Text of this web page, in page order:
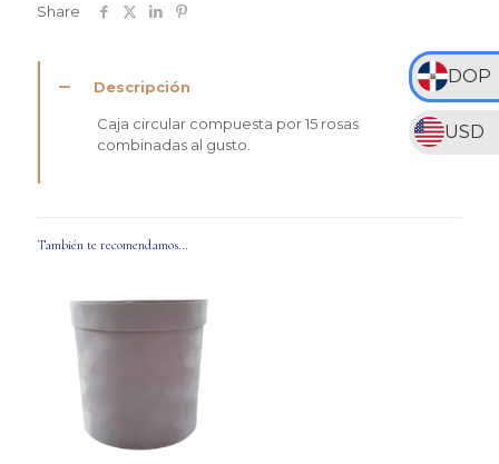
DOP
USD
Share
Descripción
Caja circular compuesta por 15 rosas
combinadas al gusto.
También te recomendamos…